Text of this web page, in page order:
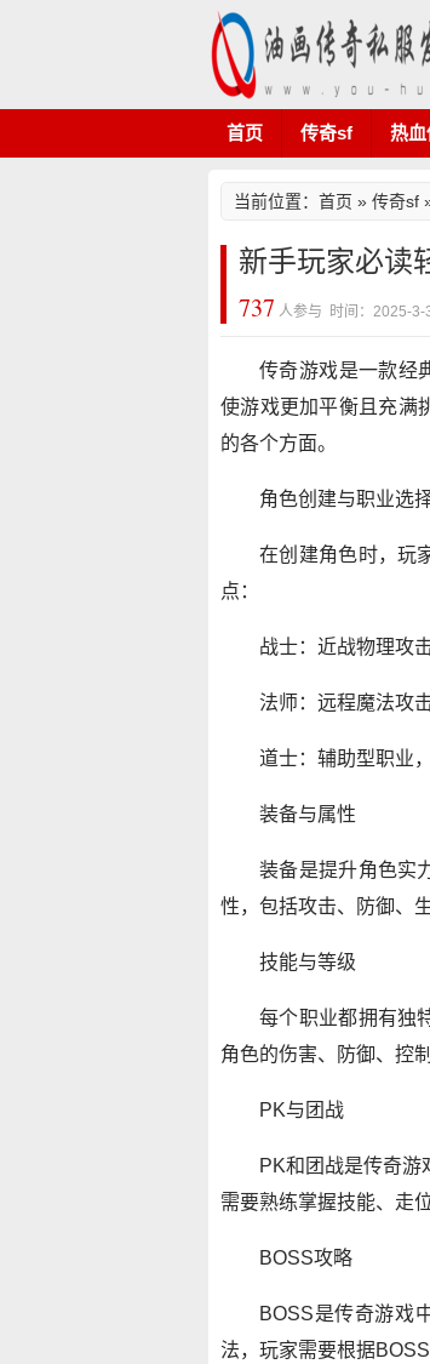
首页 传奇sf 热
当前位置： 首页 » 传奇sf
新手玩家必读
737 人参与 时间：2025-
传奇游戏是一款经
使游戏更加平衡且充满
的各个方面。
角色创建与职业选
在创建角色时，玩
点：
战士：近战物理攻
法师：远程魔法攻
道士：辅助型职业
装备与属性
装备是提升角色实
性，包括攻击、防御、
技能与等级
每个职业都拥有独
角色的伤害、防御、控
PK与团战
PK和团战是传奇游
需要熟练掌握技能、走
BOSS攻略
BOSS是传奇游戏
法，玩家需要根据